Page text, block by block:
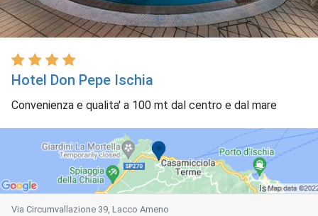
Hotel Don Pepe Ischia
Convenienza e qualita' a 100 mt dal centro e dal mare
Via Circumvallazione 39, Lacco Ameno